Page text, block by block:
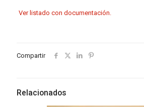
Ver listado con documentación.
Compartir
Relacionados